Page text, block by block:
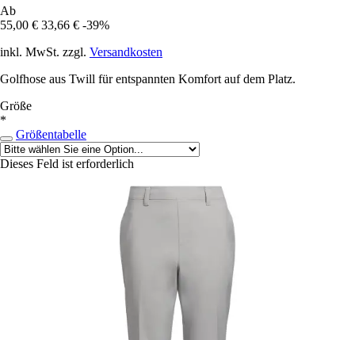
Ab
55,00 € 33,66 € -39%
inkl. MwSt. zzgl. Versandkosten
Golfhose aus Twill für entspannten Komfort auf dem Platz.
Größe
*
Größentabelle
Dieses Feld ist erforderlich